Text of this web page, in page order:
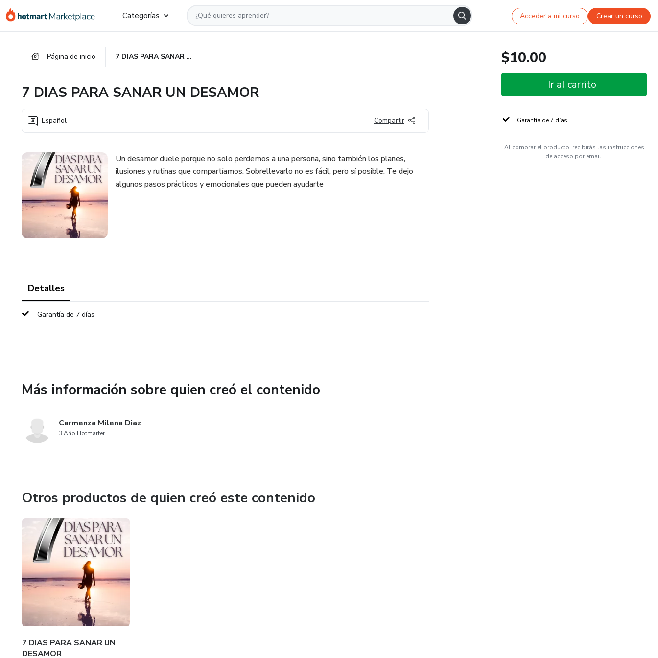
Categorías Acceder a mi curso Crear un curso
Página de inicio 7 DIAS PARA SANAR UN DESAMOR
7 DIAS PARA SANAR UN DESAMOR
Español Compartir
Un desamor duele porque no solo perdemos a una persona, sino también los planes,
ilusiones y rutinas que compartíamos. Sobrellevarlo no es fácil, pero sí posible. Te dejo
algunos pasos prácticos y emocionales que pueden ayudarte
Detalles
Garantía de 7 días
Más información sobre quien creó el contenido
Carmenza Milena Diaz
3 Año Hotmarter
Otros productos de quien creó este contenido
7 DIAS PARA SANAR UN
DESAMOR
$10.00
Ir al carrito
Garantía de 7 días
Al comprar el producto, recibirás las instrucciones
de acceso por email.